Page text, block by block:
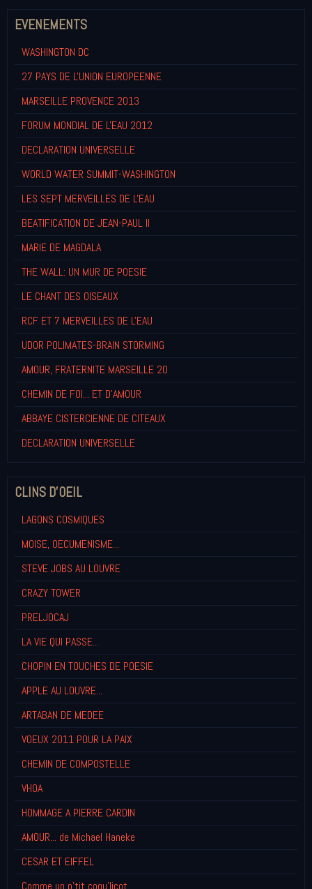
EVENEMENTS
WASHINGTON DC
27 PAYS DE L'UNION EUROPEENNE
MARSEILLE PROVENCE 2013
FORUM MONDIAL DE L'EAU 2012
DECLARATION UNIVERSELLE
WORLD WATER SUMMIT-WASHINGTON
LES SEPT MERVEILLES DE L'EAU
BEATIFICATION DE JEAN-PAUL II
MARIE DE MAGDALA
THE WALL: UN MUR DE POESIE
LE CHANT DES OISEAUX
RCF ET 7 MERVEILLES DE L'EAU
UDOR POLIMATES-BRAIN STORMING
AMOUR, FRATERNITE MARSEILLE 20
CHEMIN DE FOI... ET D'AMOUR
ABBAYE CISTERCIENNE DE CITEAUX
DECLARATION UNIVERSELLE
CLINS D'OEIL
LAGONS COSMIQUES
MOISE, OECUMENISME...
STEVE JOBS AU LOUVRE
CRAZY TOWER
PRELJOCAJ
LA VIE QUI PASSE...
CHOPIN EN TOUCHES DE POESIE
APPLE AU LOUVRE...
ARTABAN DE MEDEE
VOEUX 2011 POUR LA PAIX
CHEMIN DE COMPOSTELLE
VHOA
HOMMAGE A PIERRE CARDIN
AMOUR... de Michael Haneke
CESAR ET EIFFEL
Comme un p'tit coqu'licot...